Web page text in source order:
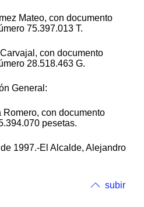
Mateo, con documento
75.397.013 T.
con documento
28.518.463 G.
General:
con documento
pesetas.
1997.-El Alcalde, Alejandro
subir